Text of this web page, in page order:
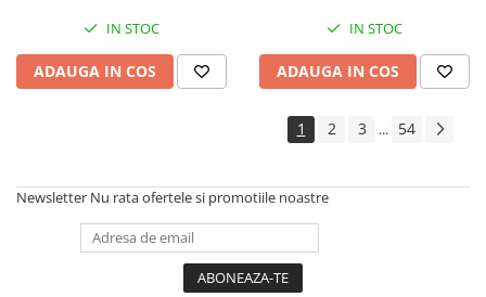
IN STOC
ADAUGA IN COS
IN STOC
ADAUGA IN COS
1 2 3 ... 54
Newsletter Nu rata ofertele si promotiile noastre